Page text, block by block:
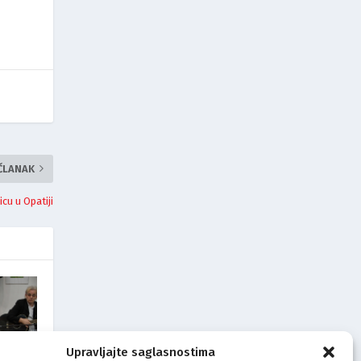
Upravljajte saglasnostima
u Opatiji